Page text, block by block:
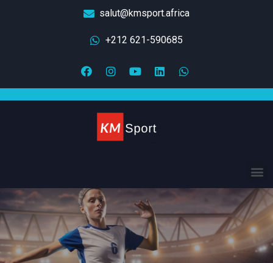
salut@kmsport.africa
+212 621-590685